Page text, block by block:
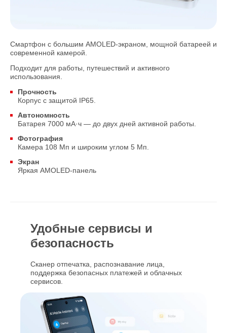
Смартфон с большим AMOLED‑экраном, мощной батареей и
современной камерой.
Подходит для работы, путешествий и активного
использования.
Прочность
Корпус с защитой IP65.
Автономность
Батарея 7000 мА·ч — до двух дней активной работы.
Фотография
Камера 108 Мп и широким углом 5 Мп.
Экран
Яркая AMOLED‑панель
Удобные сервисы и
безопасность
Сканер отпечатка, распознавание лица,
поддержка безопасных платежей и облачных
сервисов.